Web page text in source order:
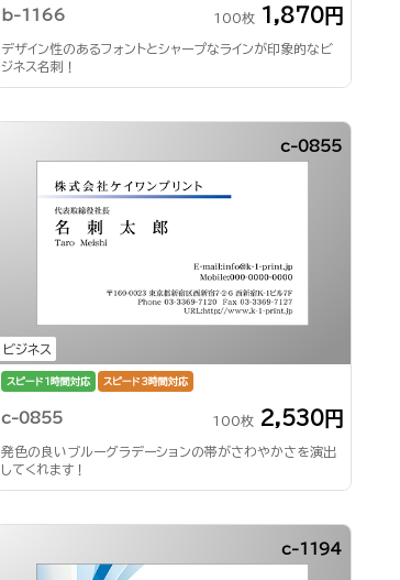
b-1166 100枚 1,870円
デザイン性のあるフォントとシャープなラインが印象的なビ
ジネス名刺！
ビジネス
c-0855
スピード1時間対応 スピード3時間対応
c-0855 100枚 2,530円
発色の良いブルーグラデーションの帯がさわやかさを演出
してくれます！
c-1194